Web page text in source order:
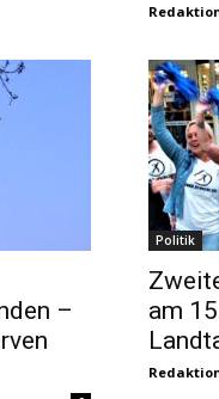
–
Politik
am